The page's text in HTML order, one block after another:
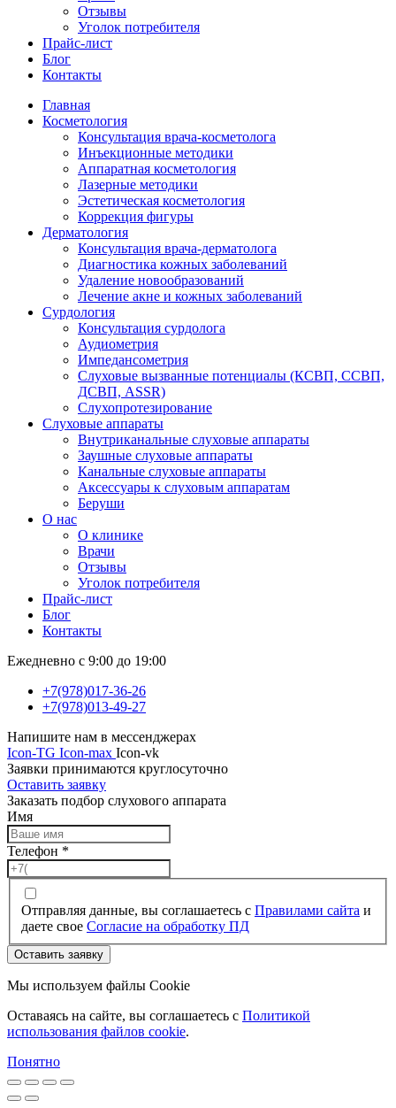
Отзывы
Уголок потребителя
Прайс-лист
Блог
Контакты
Главная
Косметология
Консультация врача-косметолога
Инъекционные методики
Аппаратная косметология
Лазерные методики
Эстетическая косметология
Коррекция фигуры
Дерматология
Консультация врача-дерматолога
Диагностика кожных заболеваний
Удаление новообразований
Лечение акне и кожных заболеваний
Сурдология
Консультация сурдолога
Аудиометрия
Импедансометрия
Слуховые вызванные потенциалы (КСВП, ССВП,
ДСВП, ASSR)
Слухопротезирование
Слуховые аппараты
Внутриканальные слуховые аппараты
Заушные слуховые аппараты
Канальные слуховые аппараты
Аксессуары к слуховым аппаратам
Беруши
О нас
О клинике
Врачи
Отзывы
Уголок потребителя
Прайс-лист
Блог
Контакты
Ежедневно с 9:00 до 19:00
+7(978)017-36-26
+7(978)013-49-27
Напишите нам в мессенджерах
Icon-TG Icon-max Icon-vk
Заявки принимаются круглосуточно
Оставить заявку
Заказать подбор слухового аппарата
Имя
Телефон *
Отправляя данные, вы соглашаетесь с Правилами сайта и
даете свое Согласие на обработку ПД
Оставить заявку
Мы используем файлы Cookie
Оставаясь на сайте, вы соглашаетесь c Политикой
использования файлов cookie.
Понятно